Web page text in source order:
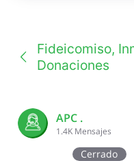
Fideicomiso,
Donaciones
APC .
1.4K Mensajes
Cerrado